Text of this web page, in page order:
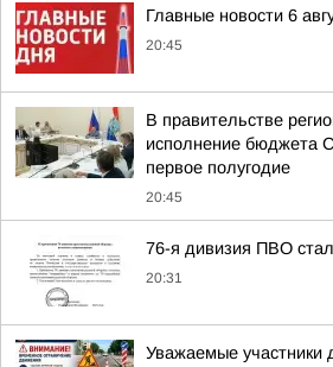
Главные новости 6
20:45
В правительстве
исполнение бюджета
первое полугодие
20:45
76-я дивизия ПВО
20:31
Уважаемые участники